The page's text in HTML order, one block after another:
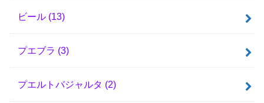
ビール (13)
プエブラ (3)
プエルトバジャルタ (2)